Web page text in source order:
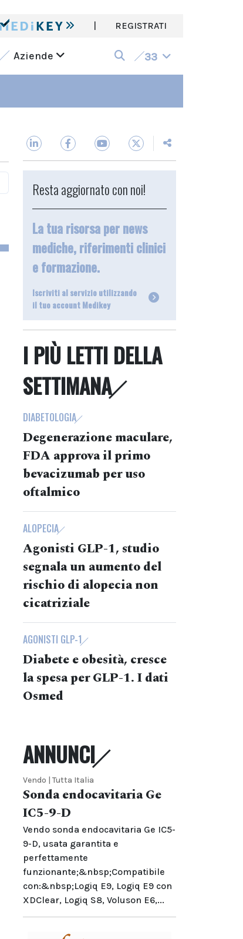
| REGISTRATI
Aziende 33
Resta aggiornato con noi!
La tua risorsa per news
mediche, riferimenti clinici
e formazione.
Iscriviti al servizio utilizzando
il tuo account Medikey
I PIÙ LETTI DELLA
SETTIMANA
DIABETOLOGIA
Degenerazione maculare,
FDA approva il primo
bevacizumab per uso
oftalmico
ALOPECIA
Agonisti GLP-1, studio
segnala un aumento del
rischio di alopecia non
cicatriziale
AGONISTI GLP-1
Diabete e obesità, cresce
la spesa per GLP-1. I dati
Osmed
ANNUNCI
Vendo | Tutta Italia
Sonda endocavitaria Ge
IC5-9-D
Vendo sonda endocavitaria Ge IC5-
9-D, usata garantita e
perfettamente
funzionante;&nbsp;Compatibile
con:&nbsp;Logiq E9, Logiq E9 con
XDClear, Logiq S8, Voluson E6,...